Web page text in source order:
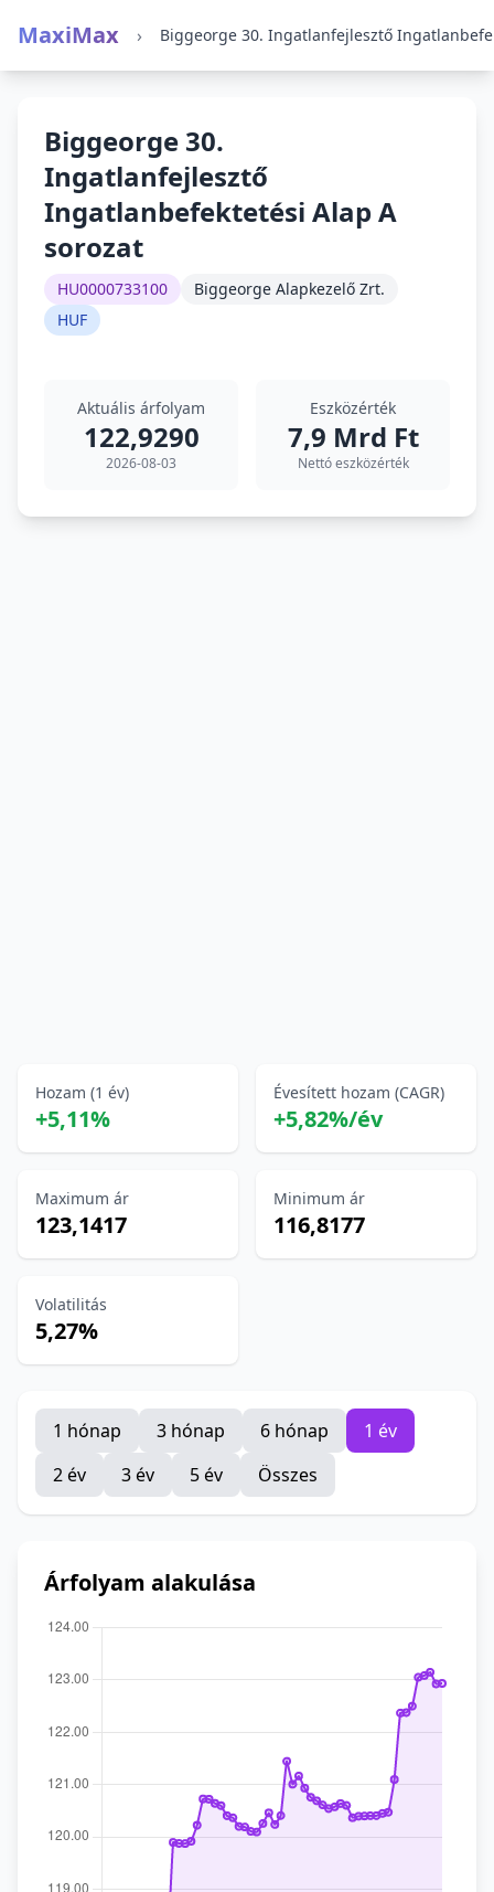
MaxiMax ›
Biggeorge 30.
Ingatlanfejlesztő
Ingatlanbefektetési Alap A
sorozat
HU0000733100
Biggeorge Alapkezelő Zrt.
HUF
Aktuális árfolyam
122,9290
2026-08-03
Eszközérték
7,9 Mrd Ft
Nettó eszközérték
Hozam (1 év)
+5,11%
Évesített hozam (CAGR)
+5,82%/év
Maximum ár
123,1417
Minimum ár
116,8177
Volatilitás
5,27%
1 hónap 3 hónap 6 hónap
1 év
2 év
3 év 5 év Összes
Árfolyam alakulása